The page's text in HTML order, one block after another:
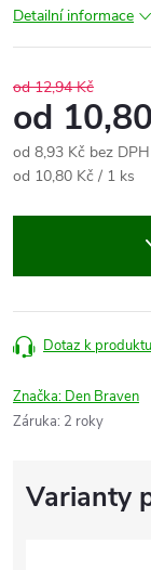
Detailní informace
od 12,94 Kč
od
od 8,93 Kč bez DPH
Měrná
od 10,80 Kč / 1 ks
Dotaz k produktu
Značka: Den Braven
Záruka: 2 roky